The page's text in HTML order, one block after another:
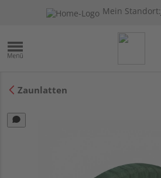
Mein Standort:
Zaunlatten